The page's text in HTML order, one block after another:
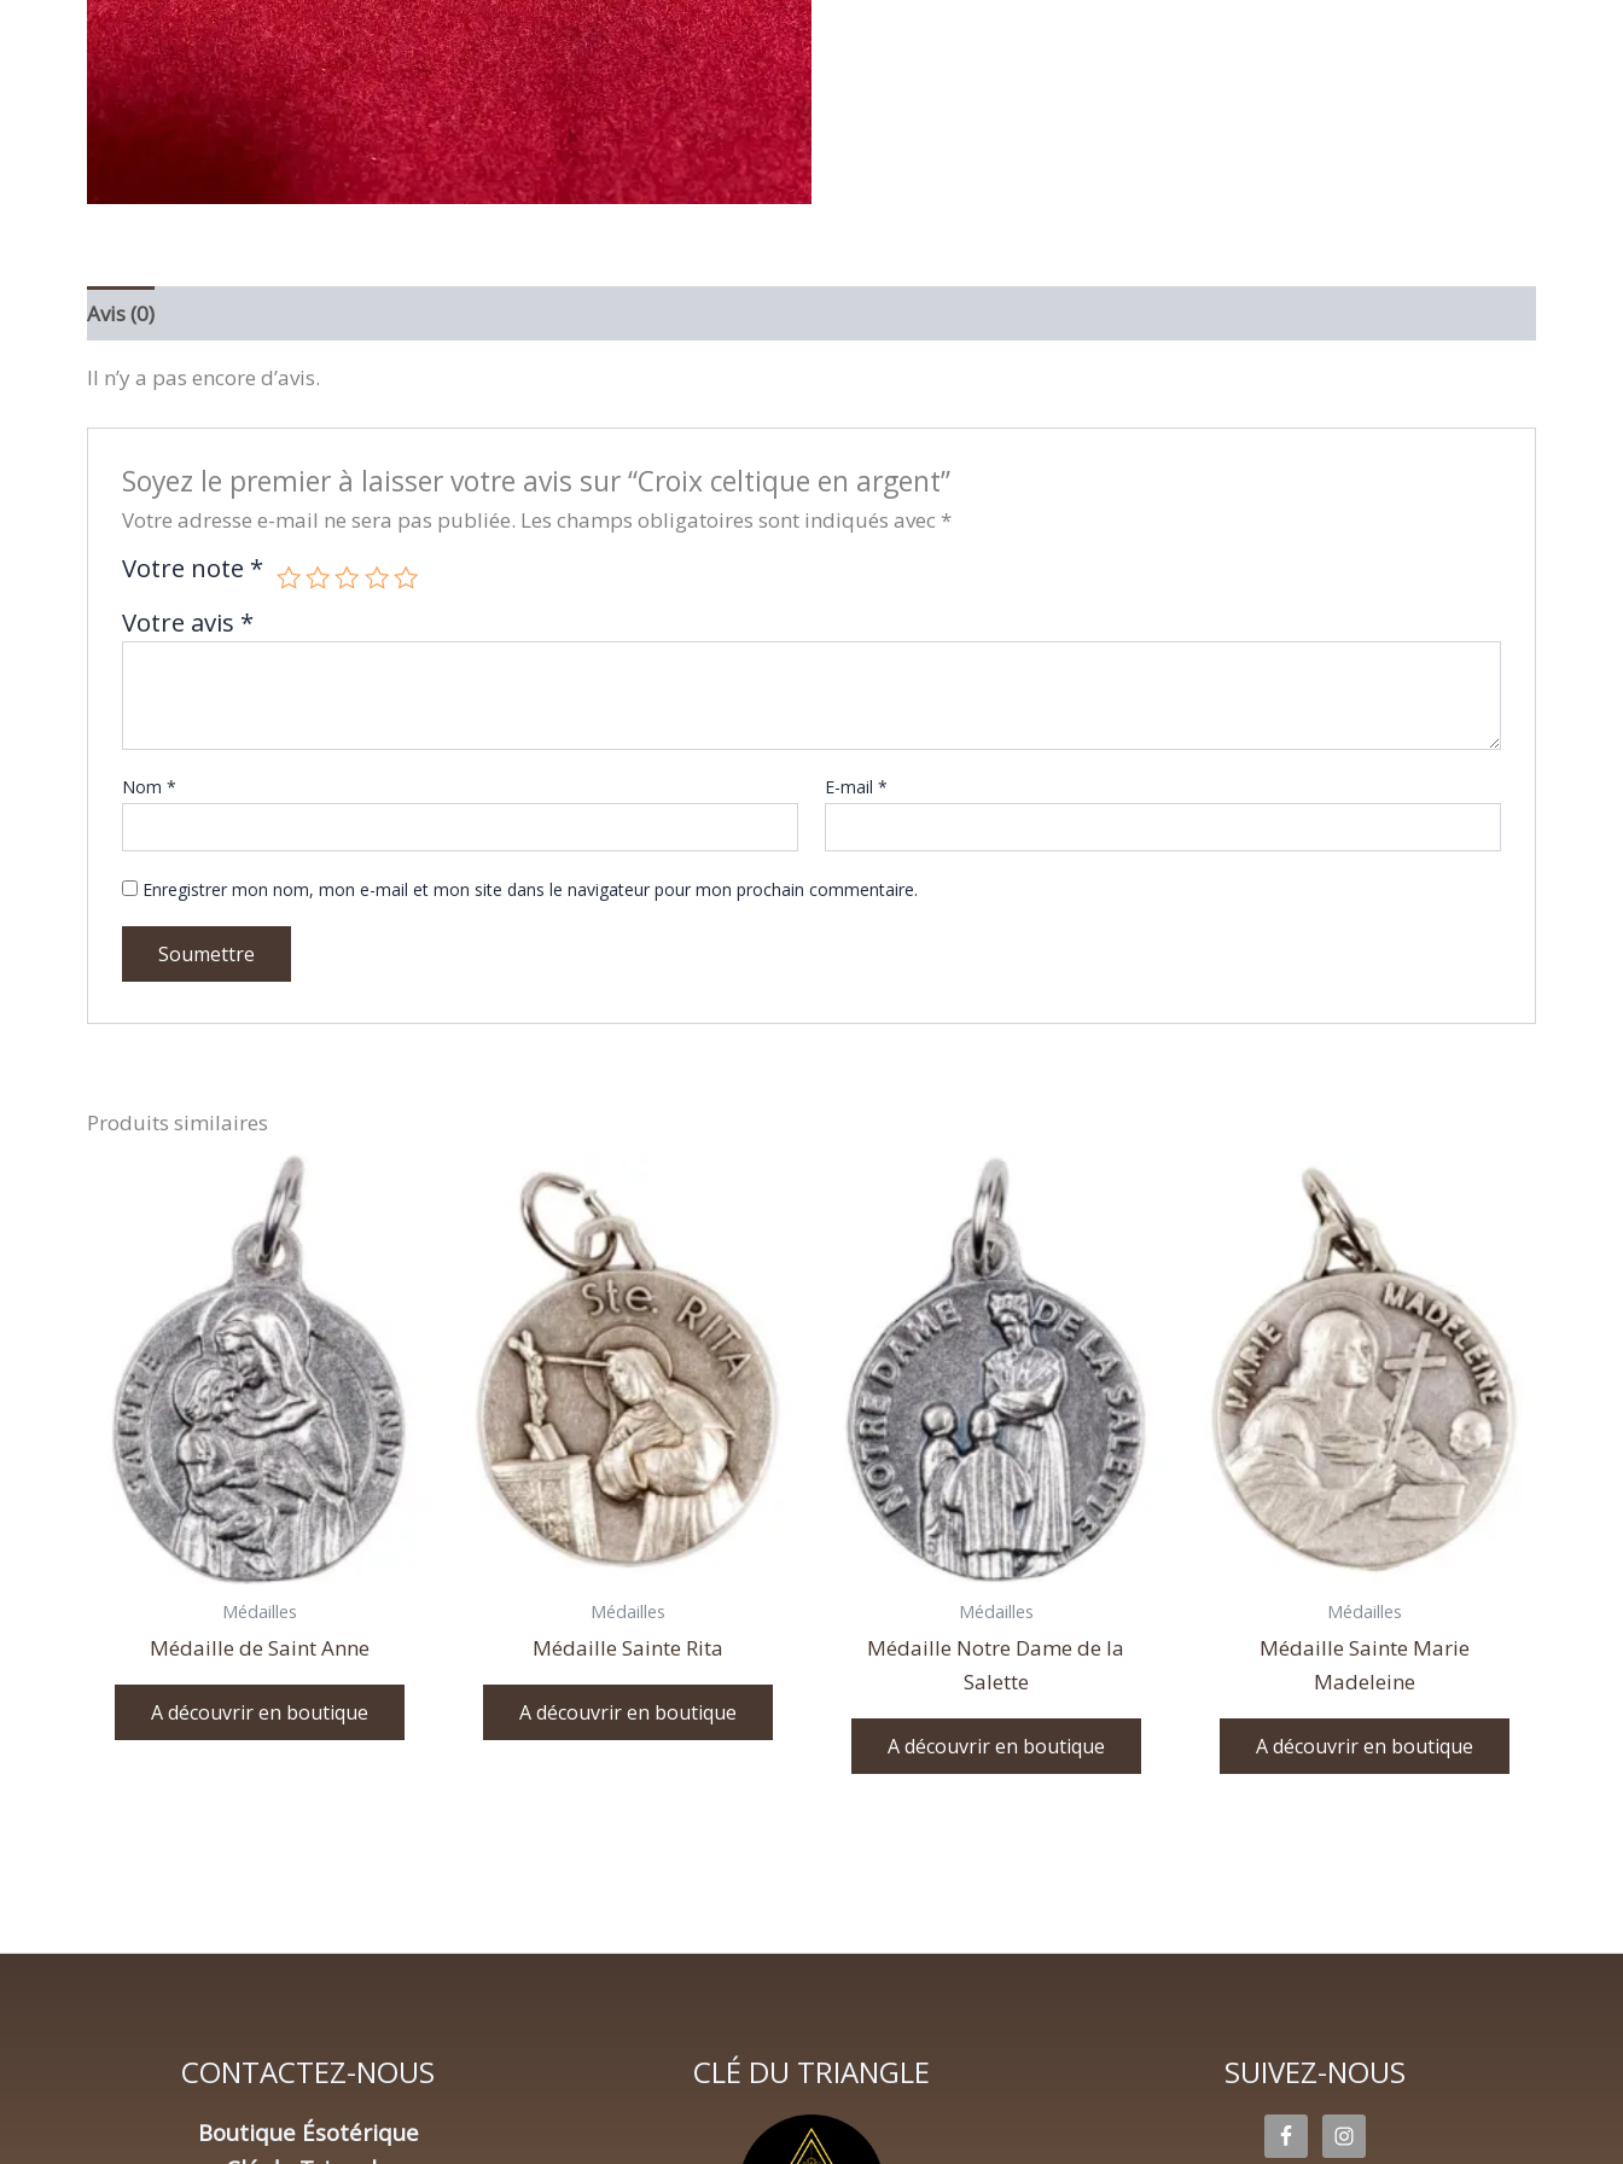
Avis (0)
Il n’y a pas encore d’avis.
Soyez le premier à laisser votre avis sur “Croix celtique en argent”
Votre adresse e-mail ne sera pas publiée. Les champs obligatoires sont indiqués avec *
Votre note *
Votre avis *
Nom* E-mail*
Enregistrer mon nom, mon e-mail et mon site dans le navigateur pour mon prochain commentaire.
Produits similaires
Médailles
Médaille de Saint Anne
A découvrir en boutique
Médailles
Médaille Sainte Rita
A découvrir en boutique
Médailles
Médaille Notre Dame de la
Salette
A découvrir en boutique
Médailles
Médaille Sainte Marie
Madeleine
A découvrir en boutique
CONTACTEZ-NOUS
Boutique Ésotérique
CLÉ DU TRIANGLE SUIVEZ-NOUS